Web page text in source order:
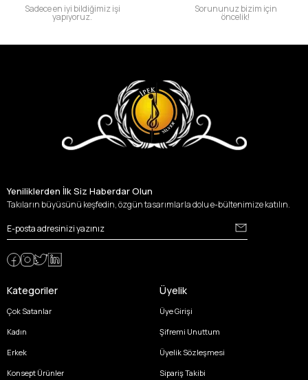
Sadece en iyi bildiğimiz işi
yapıyoruz.
Sorununuz bizim için
öncelik!
Yeniliklerden İlk Siz Haberdar Olun
Takıların büyüsünü keşfedin, özgün tasarımlarla dolu e-bültenimize katılın.
Kategoriler
Çok Satanlar
Kadın
Erkek
Konsept Ürünler
Üyelik
Üye Girişi
Şifremi Unuttum
Üyelik Sözleşmesi
Sipariş Takibi